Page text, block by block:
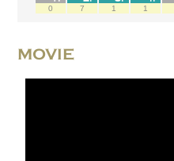
0 7 1 1
MOVIE